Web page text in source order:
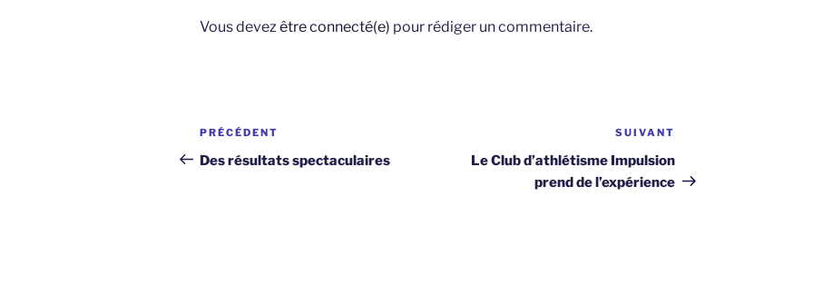
Vous devez être connecté(e) pour rédiger un commentaire.
Navigation
de
Article
précédent
PRÉCÉDENT
Des résultats spectaculaires
suivant
SUIVANT
Le Club d’athlétisme Impulsion
prend de l’expérience